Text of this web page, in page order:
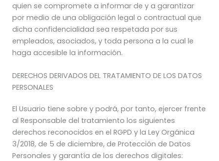
quien se compromete a informar de y a garantizar
por medio de una obligación legal o contractual que
dicha confidencialidad sea respetada por sus
empleados, asociados, y toda persona a la cual le
haga accesible la información.
DERECHOS DERIVADOS DEL TRATAMIENTO DE LOS DATOS
PERSONALES
El Usuario tiene sobre y podrá, por tanto, ejercer frente
al Responsable del tratamiento los siguientes
derechos reconocidos en el RGPD y la Ley Orgánica
3/2018, de 5 de diciembre, de Protección de Datos
Personales y garantía de los derechos digitales: